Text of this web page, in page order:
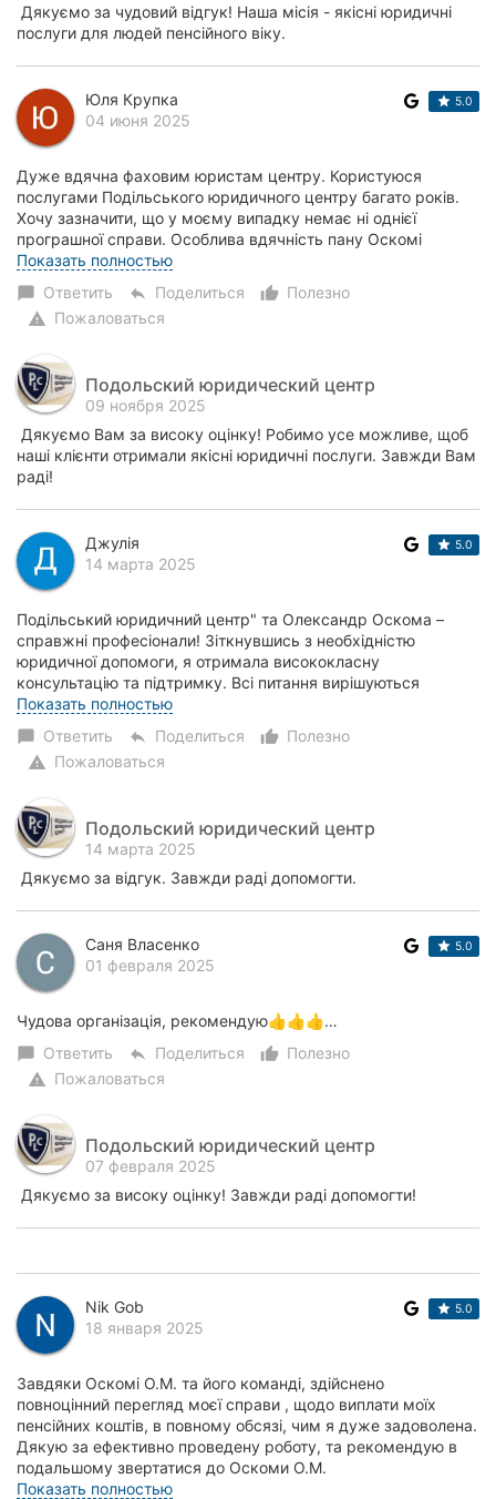
Дякуємо за чудовий відгук! Наша місія - якісні юридичні
послуги для людей пенсійного віку.
Юля Крупка
04 июня 2025
5.0
Дуже вдячна фаховим юристам центру. Користуюся
послугами Подільського юридичного центру багато років.
Хочу зазначити, що у моєму випадку немає ні однієї
програшної справи. Особлива вдячність пану Оскомі
Олександру Миколайович у за підтримку і високи...
Показать полностью
chat_bubble Ответить reply Поделиться thumb_up_alt
Полезно
warning Пожаловаться
Подольский юридический центр
09 ноября 2025
Дякуємо Вам за високу оцінку! Робимо усе можливе, щоб
наші клієнти отримали якісні юридичні послуги. Завжди Вам
раді!
Джулія
14 марта 2025
5.0
Подільський юридичний центр" та Олександр Оскома –
справжні професіонали! Зіткнувшись з необхідністю
юридичної допомоги, я отримала висококласну
консультацію та підтримку. Всі питання вирішуються
швидко та ефективно, а обслуговування на найвищому рів...
Показать полностью
chat_bubble Ответить reply Поделиться thumb_up_alt
Полезно
warning Пожаловаться
Подольский юридический центр
14 марта 2025
Дякуємо за відгук. Завжди раді допомогти.
Саня Власенко
01 февраля 2025
5.0
Чудова організація, рекомендую👍👍👍…
chat_bubble Ответить reply Поделиться thumb_up_alt
Полезно
warning Пожаловаться
Подольский юридический центр
07 февраля 2025
Дякуємо за високу оцінку! Завжди раді допомогти!
Nik Gob
18 января 2025
5.0
Завдяки Оскомі О.М. та його команді, здійснено
повноцінний перегляд моєї справи , щодо виплати моїх
пенсійних коштів, в повному обсязі, чим я дуже задоволена.
Дякую за ефективно проведену роботу, та рекомендую в
подальшому звертатися до Оскоми О.М.
Л...
Показать полностью